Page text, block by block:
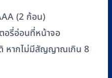
(2 ก้อน)
รี่อ่อนที่หน้าจอ
หากไม่มีสัญญาณเกิน 8